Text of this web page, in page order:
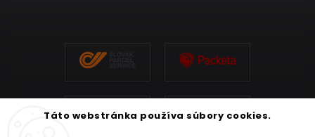
Táto webstránka používa súbory cookies.